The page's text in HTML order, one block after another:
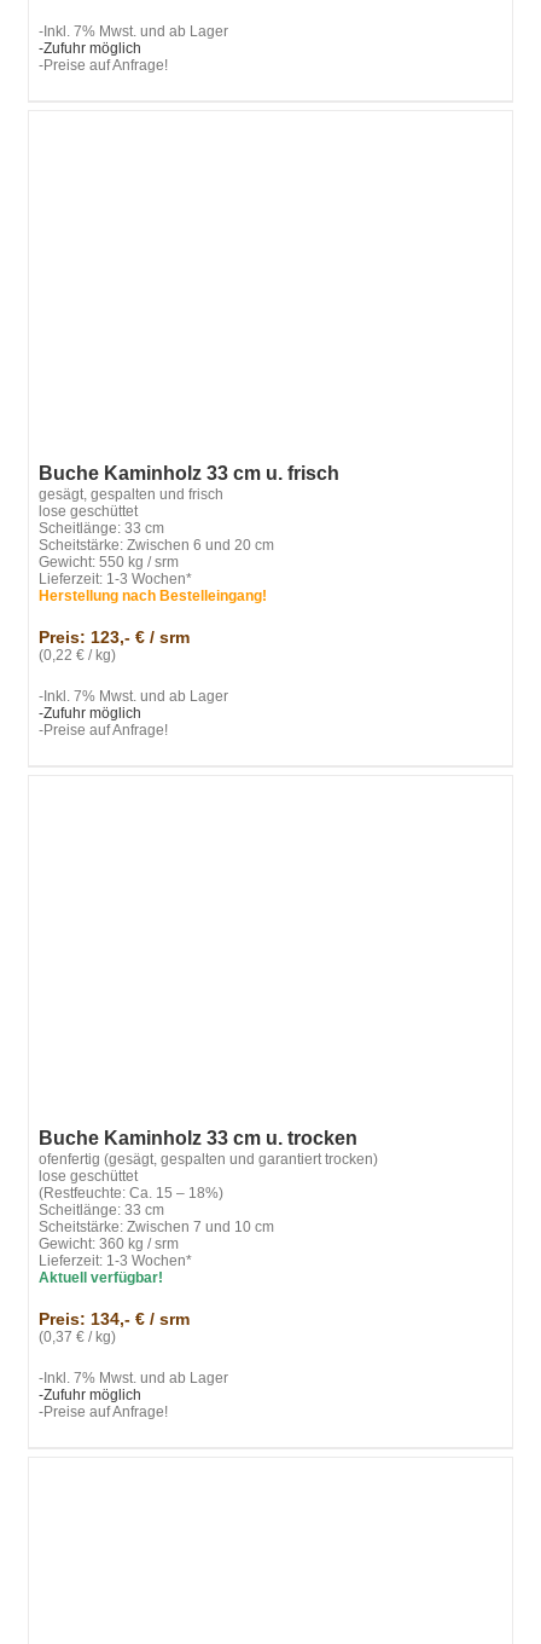
-Inkl. 7% Mwst. und ab Lager
-Zufuhr möglich
-Preise auf Anfrage!
Buche Kaminholz 33 cm u. frisch
gesägt, gespalten und frisch
lose geschüttet
Scheitlänge: 33 cm
Scheitstärke: Zwischen 6 und 20 cm
Gewicht: 550 kg / srm
Lieferzeit: 1-3 Wochen*
Herstellung nach Bestelleingang!
Preis: 123,- € / srm
(0,22 € / kg)
-Inkl. 7% Mwst. und ab Lager
-Zufuhr möglich
-Preise auf Anfrage!
Buche Kaminholz 33 cm u. trocken
ofenfertig (gesägt, gespalten und garantiert trocken)
lose geschüttet
(Restfeuchte: Ca. 15 – 18%)
Scheitlänge: 33 cm
Scheitstärke: Zwischen 7 und 10 cm
Gewicht: 360 kg / srm
Lieferzeit: 1-3 Wochen*
Aktuell verfügbar!
Preis: 134,- € / srm
(0,37 € / kg)
-Inkl. 7% Mwst. und ab Lager
-Zufuhr möglich
-Preise auf Anfrage!